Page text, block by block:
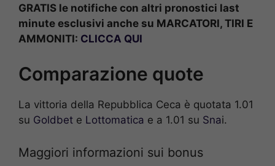
GRATIS le notifiche con altri pronostici last
minute esclusivi anche su MARCATORI, TIRI E
AMMONITI: CLICCA QUI
Comparazione quote
La vittoria della Repubblica Ceca è quotata 1.01
su Goldbet e Lottomatica e a 1.01 su Snai.
Maggiori informazioni sui bonus